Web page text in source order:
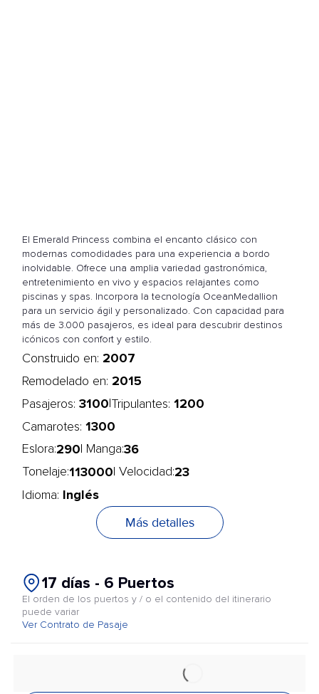
El Emerald Princess combina el encanto clásico con
modernas comodidades para una experiencia a bordo
inolvidable. Ofrece una amplia variedad gastronómica,
entretenimiento en vivo y espacios relajantes como
piscinas y spas. Incorpora la tecnología OceanMedallion
para un servicio ágil y personalizado. Con capacidad para
más de 3.000 pasajeros, es ideal para descubrir destinos
icónicos con confort y estilo.
Construido en: 2007
Remodelado en: 2015
Pasajeros: 3100 Tripulantes: 1200
Camarotes: 1300
Eslora:290 | Manga:36
Tonelaje:113000 | Velocidad:23
Idioma: Inglés
Más detalles
17 días - 6 Puertos
El orden de los puertos y / o el contenido del itinerario
puede variar
Ver Contrato de Pasaje